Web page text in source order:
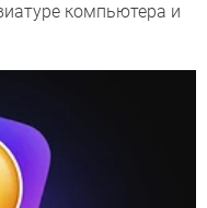
компьютера и